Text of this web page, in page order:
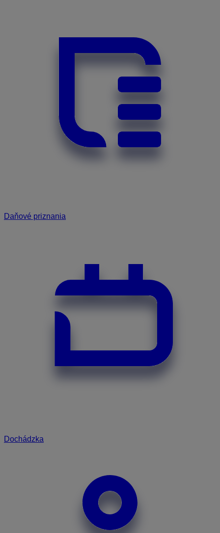
Daňové priznania
Dochádzka